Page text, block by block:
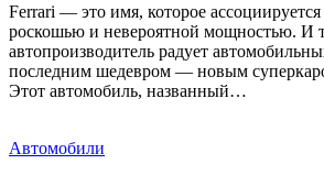
Ferrari — это имя, которое ассоциируется с элегантностью,
роскошью и невероятной мощностью. И
автопроизводитель радует
последним шедевром — новым
Этот автомобиль, названный…
Автомобили